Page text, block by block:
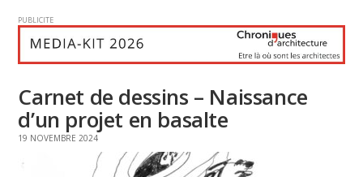
PUBLICITE
Carnet de dessins – Naissance
d’un projet en basalte
19 NOVEMBRE 2024